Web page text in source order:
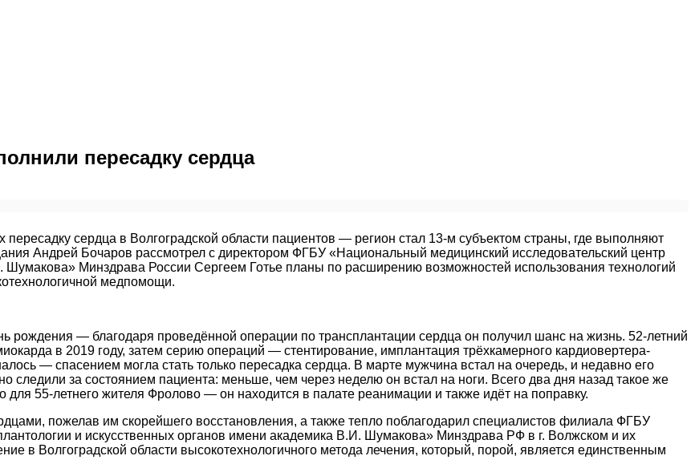
пересадку сердца
сердца в Волгоградской области пациентов — регион стал 13-м субъектом страны, где выполняют
Андрей Бочаров рассмотрел с директором ФГБУ «Национальный медицинский исследовательский центр
Шумакова» Минздрава России Сергеем Готье планы по расширению возможностей использования технологий
медпомощи.
рождения — благодаря проведённой операции по трансплантации сердца он получил шанс на жизнь. 52-летний
в 2019 году, затем серию операций — стентирование, имплантация трёхкамерного кардиовертера-
— спасением могла стать только пересадка сердца. В марте мужчина встал на очередь, и недавно его
следили за состоянием пациента: меньше, чем через неделю он встал на ноги. Всего два дня назад такое же
55-летнего жителя Фролово — он находится в палате реанимации и также идёт на поправку.
пожелав им скорейшего восстановления, а также тепло поблагодарил специалистов филиала ФГБУ
и искусственных органов имени академика В.И. Шумакова» Минздрава РФ в г. Волжском и их
в Волгоградской области высокотехнологичного метода лечения, который, порой, является единственным